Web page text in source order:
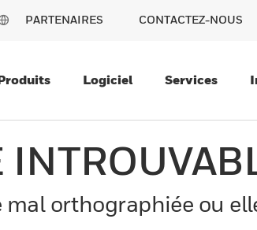
PARTENAIRES CONTACTEZ-NOUS
Logiciel Services
orthographiée ou